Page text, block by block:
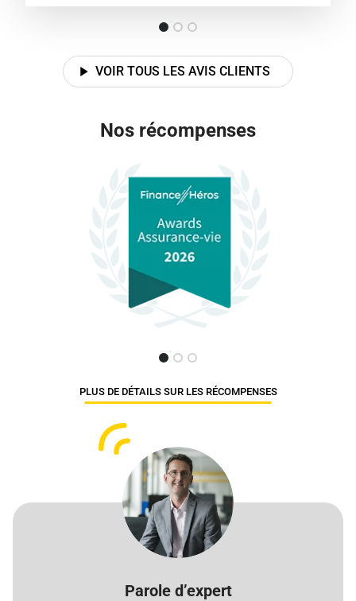
VOIR TOUS LES AVIS CLIENTS
Nos récompenses
PLUS DE DÉTAILS SUR LES RÉCOMPENSES
Parole d’expert